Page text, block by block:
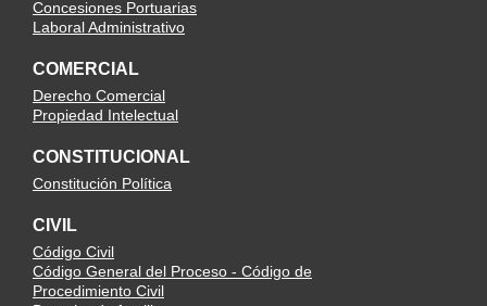
Concesiones Portuarias
Laboral Administrativo
COMERCIAL
Derecho Comercial
Propiedad Intelectual
CONSTITUCIONAL
Constitución Política
CIVIL
Código Civil
Código General del Proceso - Código de
Procedimiento Civil